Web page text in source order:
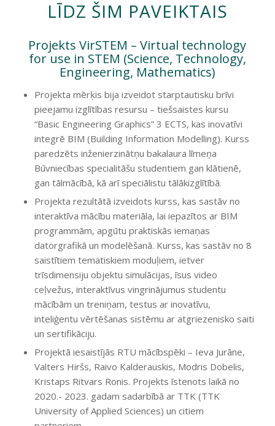
LĪDZ ŠIM PAVEIKTAIS
Projekts VirSTEM – Virtual technology
for use in STEM (Science, Technology,
Engineering, Mathematics)
Projekta mērķis bija izveidot starptautisku brīvi
pieejamu izglītības resursu – tiešsaistes kursu
“Basic Engineering Graphics” 3 ECTS, kas inovatīvi
integrē BIM (Building Information Modelling). Kurss
paredzēts inženierzinātņu bakalaura līmeņa
Būvniecības specialitāšu studentiem gan klātienē,
gan tālmācībā, kā arī speciālistu tālākizglītībā.
Projekta rezultātā izveidots kurss, kas sastāv no
interaktīva mācību materiāla, lai iepazītos ar BIM
programmām, apgūtu praktiskās iemaņas
datorgrafikā un modelēšanā. Kurss, kas sastāv no 8
saistītiem tematiskiem moduļiem, ietver
trīsdimensiju objektu simulācijas, īsus video
ceļvežus, interaktīvus vingrinājumus studentu
mācībām un treniņam, testus ar inovatīvu,
inteliģentu vērtēšanas sistēmu ar atgriezenisko saiti
un sertifikāciju.
Projektā iesaistījās RTU mācībspēki – Ieva Jurāne,
Valters Hiršs, Raivo Kalderauskis, Modris Dobelis,
Kristaps Ritvars Ronis. Projekts īstenots laikā no
2020.- 2023. gadam sadarbībā ar TTK (TTK
University of Applied Sciences) un citiem